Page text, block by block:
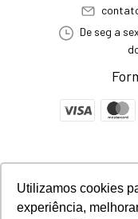
Utilizamos cookies
experiência,
De seg a